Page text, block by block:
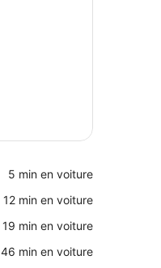
‪5 min en voiture‬
‪12 min en voiture‬
‪19 min en voiture‬
‪46 min en voiture‬